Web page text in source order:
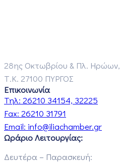
28ης Οκτωβρίου & Πλ. Ηρώων,
Τ.Κ. 27100 ΠΥΡΓΟΣ
Επικοινωνία
Τηλ: 26210 34154, 32225
Fax: 26210 31791
Email: info@iliachamber.gr
Ωράριο Λειτουργίας:
Δευτέρα – Παρασκευή: